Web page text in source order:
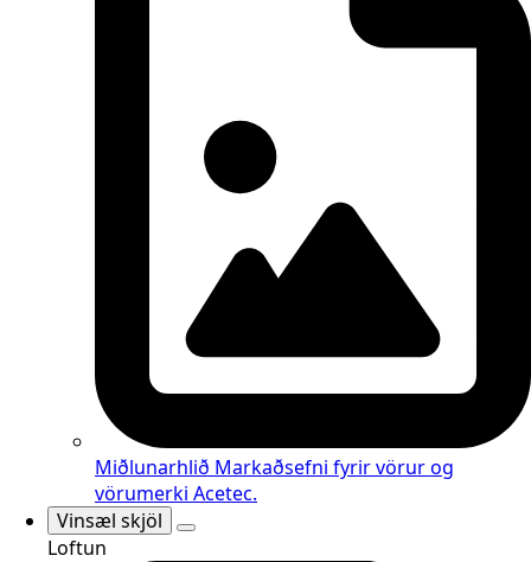
Miðlunarhlið Markaðsefni fyrir vörur og
vörumerki Acetec.
Vinsæl skjöl
Loftun